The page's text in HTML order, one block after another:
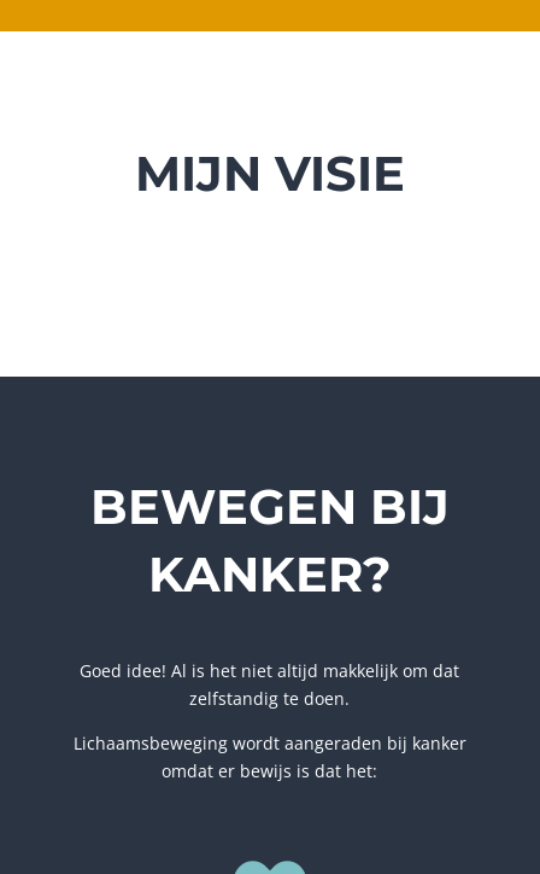
MIJN VISIE
BEWEGEN BIJ
KANKER?
Goed idee! Al is het niet altijd makkelijk om dat
zelfstandig te doen.
Lichaamsbeweging wordt aangeraden bij kanker
omdat er bewijs is dat het: